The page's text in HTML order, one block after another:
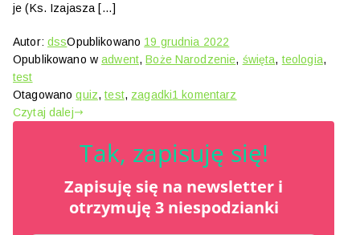
je (Ks. Izajasza […]
Autor: dssOpublikowano 19 grudnia 2022
Opublikowano wadwent,Boże Narodzenie, święta, teologia,
test
Otagowanoquiz,test, zagadki1 komentarz
Narodzenie
–
odpowiedzi
Czytaj dalej
Tak, zapisuję się!
Zapisuję się na newsletter i
otrzymuję 3 niespodzianki